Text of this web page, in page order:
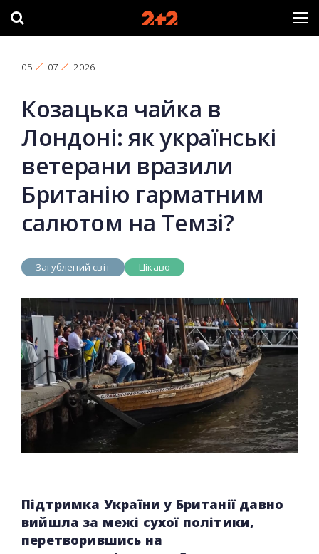
05 07 2026
Козацька чайка в
Лондоні: як українські
ветерани вразили
Британію гарматним
салютом на Темзі?
Загублений світ Цікаво
Підтримка України у Британії давно
вийшла за межі сухої політики,
перетворившись на